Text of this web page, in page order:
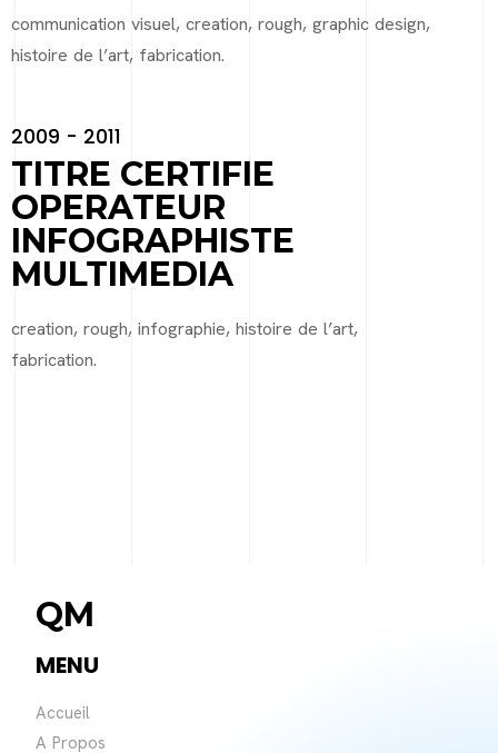
communication visuel, creation, rough, graphic design,
histoire de l’art, fabrication.
2009 - 2011
TITRE CERTIFIE
OPERATEUR
INFOGRAPHISTE
MULTIMEDIA
creation, rough, infographie, histoire de l’art,
fabrication.
QM
MENU
Accueil
A Propos